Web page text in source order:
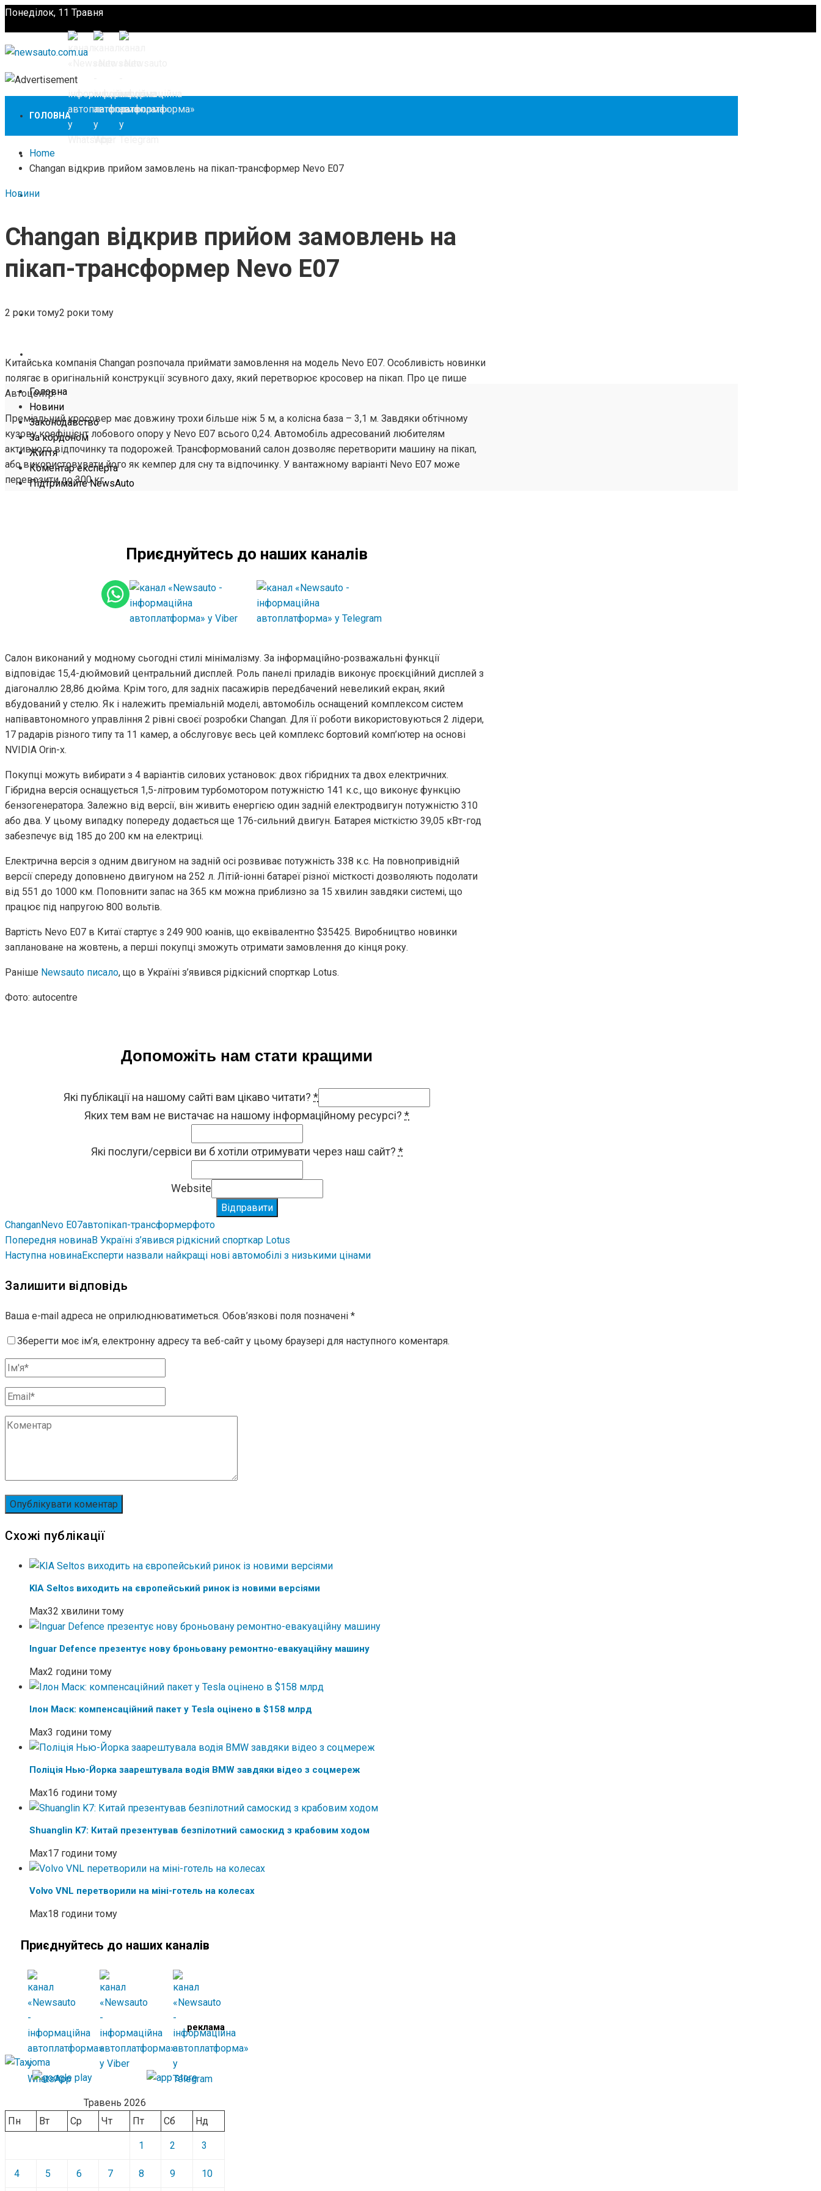
Понеділок, 11 Травня
ГОЛОВНА
НОВИНИ
ЗАКОНОДАВСТВО
ЗА КОРДОНОМ
ЖИТТЯ
КОМЕНТАР ЕКСПЕРТА
Головна
Новини
Законодавство
За кордоном
Життя
Коментар експерта
Підтримайте NewsAuto
Home
Changan відкрив прийом замовлень на пікап-трансформер Nevo E07
Новини
Changan відкрив прийом замовлень на
пікап-трансформер Nevo E07
2 роки тому2 роки тому
Китайська компанія Changan розпочала приймати замовлення на модель Nevo E07. Особливість новинки
полягає в оригінальній конструкції зсувного даху, який перетворює кросовер на пікап. Про це пише
Автоцентр.
Преміальний кросовер має довжину трохи більше ніж 5 м, а колісна база – 3,1 м. Завдяки обтічному
кузову коефіцієнт лобового опору у Nevo E07 всього 0,24. Автомобіль адресований любителям
активного відпочинку та подорожей. Трансформований салон дозволяє перетворити машину на пікап,
або використовувати його як кемпер для сну та відпочинку. У вантажному варіанті Nevo E07 може
перевозити до 300 кг.
Приєднуйтесь до наших каналів
Салон виконаний у модному сьогодні стилі мінімалізму. За інформаційно-розважальні функції
відповідає 15,4-дюймовий центральний дисплей. Роль панелі приладів виконує проєкційний дисплей з
діагоналлю 28,86 дюйма. Крім того, для задніх пасажирів передбачений невеликий екран, який
вбудований у стелю. Як і належить преміальній моделі, автомобіль оснащений комплексом систем
напівавтономного управління 2 рівні своєї розробки Changan. Для її роботи використовуються 2 лідери,
17 радарів різного типу та 11 камер, а обслуговує весь цей комплекс бортовий комп’ютер на основі
NVIDIA Orin-x.
Покупці можуть вибирати з 4 варіантів силових установок: двох гібридних та двох електричних.
Гібридна версія оснащується 1,5-літровим турбомотором потужністю 141 к.с., що виконує функцію
бензогенератора. Залежно від версії, він живить енергією один задній електродвигун потужністю 310
або два. У цьому випадку попереду додається ще 176-сильний двигун. Батарея місткістю 39,05 кВт-год
забезпечує від 185 до 200 км на електриці.
Електрична версія з одним двигуном на задній осі розвиває потужність 338 к.с. На повнопривідній
версії спереду доповнено двигуном на 252 л. Літій-іонні батареї різної місткості дозволяють подолати
від 551 до 1000 км. Поповнити запас на 365 км можна приблизно за 15 хвилин завдяки системі, що
працює під напругою 800 вольтів.
Вартість Nevo E07 в Китаї стартує з 249 900 юанів, що еквівалентно $35425. Виробництво новинки
заплановане на жовтень, а перші покупці зможуть отримати замовлення до кінця року.
Раніше Newsauto писало, що в Україні з’явився рідкісний спорткар Lotus.
Фото: autocentre
Допоможіть нам стати кращими
Які публікації на нашому сайті вам цікаво читати? *
Яких тем вам не вистачає на нашому інформаційному ресурсі? *
Які послуги/сервіси ви б хотіли отримувати через наш сайт? *
Website
Відправити
ChanganNevo E07автопікап-трансформерфото
Попередня новинаВ Україні з’явився рідкісний спорткар Lotus
Наступна новинаЕксперти назвали найкращі нові автомобілі з низькими цінами
Залишити відповідь
Ваша e-mail адреса не оприлюднюватиметься. Обов’язкові поля позначені *
Зберегти моє ім’я, електронну адресу та веб-сайт у цьому браузері для наступного коментаря.
Схожі публікації
KIA Seltos виходить на європейський ринок із новими версіями
Max32 хвилини тому
Inguar Defence презентує нову броньовану ремонтно-евакуаційну машину
Max2 години тому
Ілон Маск: компенсаційний пакет у Tesla оцінено в $158 млрд
Max3 години тому
Поліція Нью-Йорка заарештувала водія BMW завдяки відео з соцмереж
Max16 години тому
Shuanglin K7: Китай презентував безпілотний самоскид з крабовим ходом
Max17 години тому
Volvo VNL перетворили на міні-готель на колесах
Max18 години тому
Приєднуйтесь до наших каналів
реклама
Травень 2026
Пн
Вт Ср Чт Пт Сб Нд
1 2 3
4 5 6 7 8 9 10